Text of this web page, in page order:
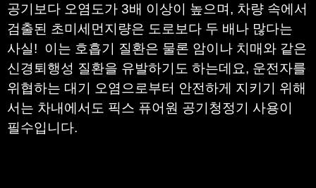
공기보다 오염도가 3배 이상이 높으며, 차량 속에서
검출된 초미세먼지량은 도로보다 두 배나 많다는
사실! 이는 호흡기 질환은 물론 암이나 치매와 같은
신경퇴행성 질환을 유발하기도 하는데요, 운전자를
위협하는 대기 오염으로부터 안전하게 지키기 위해
서는 차내에서도 픽스 퓨어원 공기청정기 사용이
필수입니다.